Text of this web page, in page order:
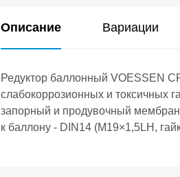
Описание Вариации
Редуктор баллонный VOESSEN
слабокоррозионных и токсичных
запорный и продувочный
к баллону - DIN14 (M19×1,5LH,